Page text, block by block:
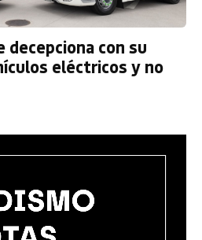
decepciona con su
eléctricos y no